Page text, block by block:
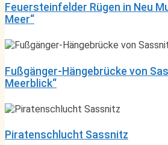
Feuersteinfelder Rügen in Neu
Meer“
Fußgänger-Hängebrücke von
Meerblick“
Piratenschlucht Sassnitz